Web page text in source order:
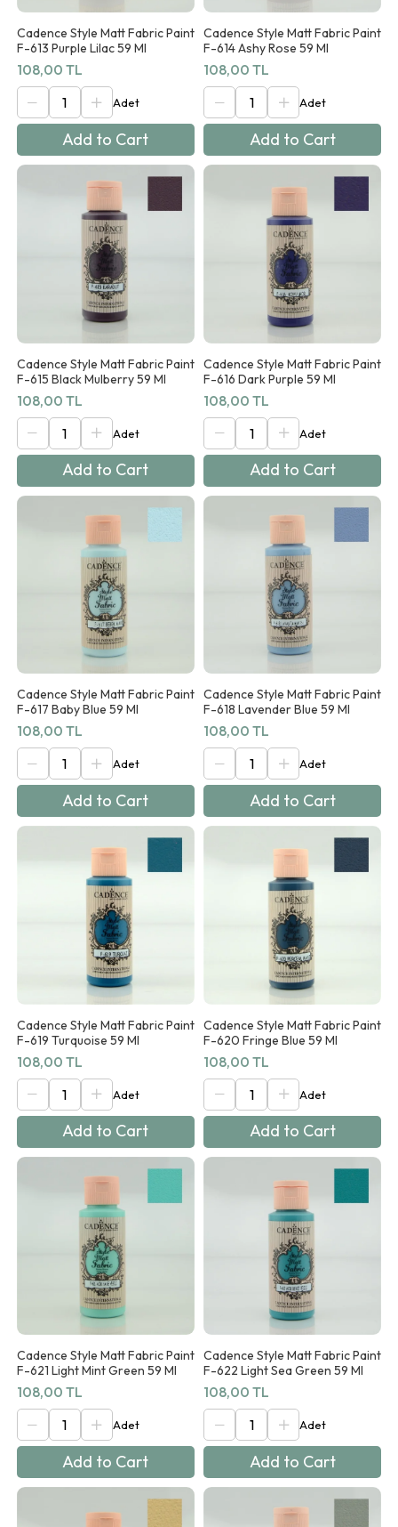
Cadence Style Matt Fabric Paint
F-613 Purple Lilac 59 Ml
108,00 TL
Add to Cart
Cadence Style Matt Fabric Paint
F-614 Ashy Rose 59 Ml
108,00 TL
Add to Cart
Cadence Style Matt Fabric Paint
F-615 Black Mulberry 59 Ml
108,00 TL
Add to Cart
Cadence Style Matt Fabric Paint
F-616 Dark Purple 59 Ml
108,00 TL
Add to Cart
Cadence Style Matt Fabric Paint
F-617 Baby Blue 59 Ml
108,00 TL
Add to Cart
Cadence Style Matt Fabric Paint
F-618 Lavender Blue 59 Ml
108,00 TL
Add to Cart
Cadence Style Matt Fabric Paint
F-619 Turquoise 59 Ml
108,00 TL
Add to Cart
Cadence Style Matt Fabric Paint
F-620 Fringe Blue 59 Ml
108,00 TL
Add to Cart
Cadence Style Matt Fabric Paint
F-621 Light Mint Green 59 Ml
108,00 TL
Add to Cart
Cadence Style Matt Fabric Paint
F-622 Light Sea Green 59 Ml
108,00 TL
Add to Cart